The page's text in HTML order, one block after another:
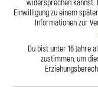
widersprechen kannst.
Einwilligung zu einem
Informationen zur
Du bist unter 16 Jahre
zustimmen, um